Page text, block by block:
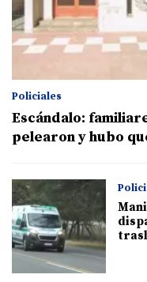
Policiales
Escándalo:
pelearon y hubo